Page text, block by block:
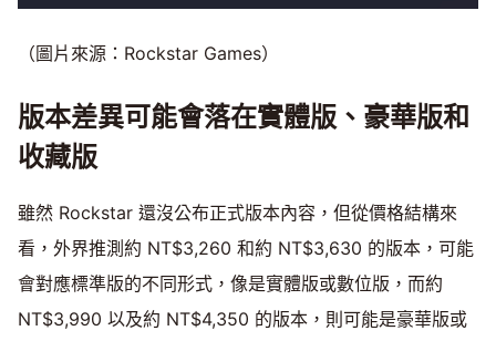
（圖片來源：Rockstar Games）
版本差異可能會落在實體版、豪華版和
收藏版
雖然 Rockstar 還沒公布正式版本內容，但從價格結構來
看，外界推測約 NT$3,260 和約 NT$3,630 的版本，可能
會對應標準版的不同形式，像是實體版或數位版，而約
NT$3,990 以及約 NT$4,350 的版本，則可能是豪華版或